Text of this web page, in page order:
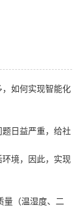
如何实现智能化
日益严重，给社
境，因此，实现
量（温湿度、二